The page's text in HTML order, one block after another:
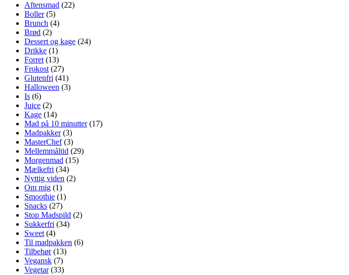
Aftensmad (22)
Boller(5)
Brunch (4)
Brød (2)
Dessert og kage (24)
Drikke (1)
Forret (13)
Frokost (27)
Glutenfri (41)
Halloween (3)
Is (6)
Juice (2)
Kage (14)
Mad på 10 minutter(17)
Madpakker(3)
MasterChef(3)
Mellemmåltid (29)
Morgenmad (15)
Mælkefri (34)
Nyttig viden (2)
Om mig (1)
Smoothie (1)
Snacks (27)
Stop Madspild (2)
Sukkerfri (34)
Sweet (4)
Til madpakken (6)
Tilbehør(13)
Vegansk (7)
Vegetar(33)